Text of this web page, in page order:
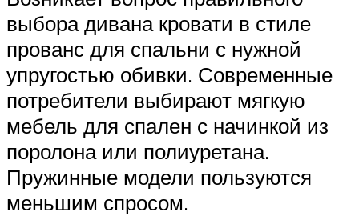
выбора дивана кровати в стиле
прованс для спальни с нужной
упругостью обивки. Современные
потребители выбирают мягкую
мебель для спален с начинкой из
поролона или полиуретана.
Пружинные модели пользуются
меньшим спросом.